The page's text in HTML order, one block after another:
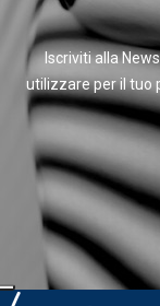
Iscriviti alla
utilizzare per il tuo